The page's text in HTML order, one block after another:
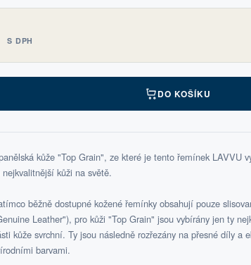
S DPH
DO KOŠÍKU
kůže "Top Grain", ze které je tento řemínek LAVVU
nejkvalitnější kůži na světě.
běžně dostupné kožené řemínky obsahují pouze
Leather"), pro kůži "Top Grain" jsou vybírány jen ty
kůže svrchní. Ty jsou následně rozřezány na přesné díly a
barvami.